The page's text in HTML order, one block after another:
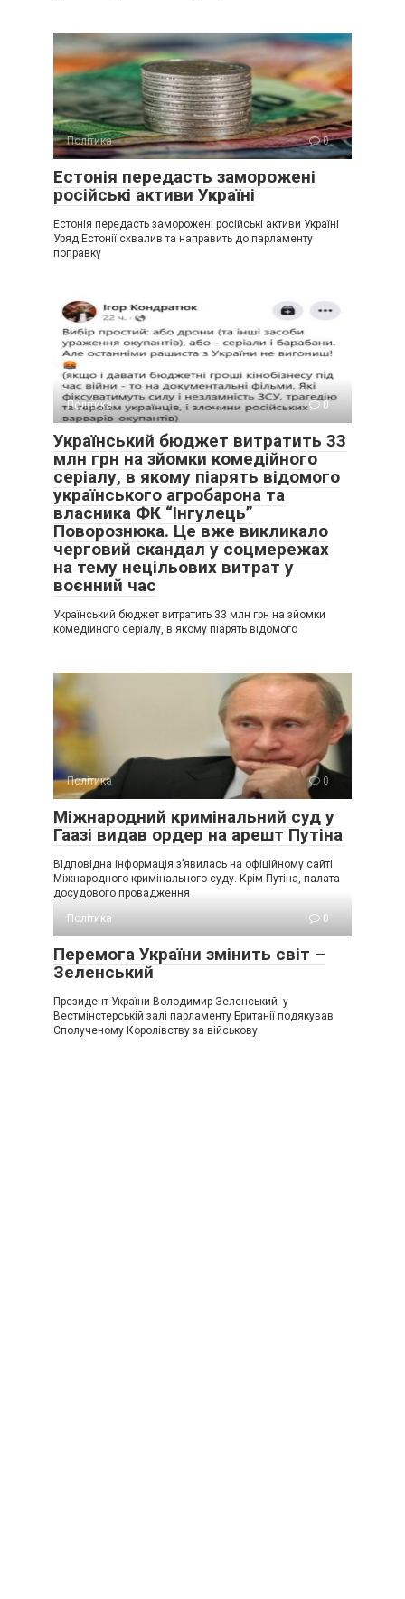
Політика 0
Естонія передасть заморожені
російські активи Україні
Естонія передасть заморожені російські активи Україні
Уряд Естонії схвалив та направить до парламенту
поправку
Політика 0
Український бюджет витратить 33
млн грн на зйомки комедійного
серіалу, в якому піарять відомого
українського агробарона та
власника ФК “Інгулець”
Поворознюка. Це вже викликало
черговий скандал у соцмережах
на тему нецільових витрат у
воєнний час
Український бюджет витратить 33 млн грн на зйомки
комедійного серіалу, в якому піарять відомого
Політика 0
Міжнародний кримінальний суд у
Гаазі видав ордер на арешт Путіна
Відповідна інформація з’явилась на офіційному сайті
Міжнародного кримінального суду. Крім Путіна, палата
досудового провадження
Політика
0
Перемога України змінить світ –
Зеленський
Президент України Володимир Зеленський у
Вестмінстерській залі парламенту Британії подякував
Сполученому Королівству за військову